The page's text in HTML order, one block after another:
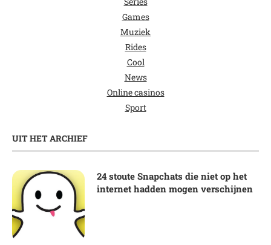
Games
Muziek
Rides
Cool
News
Online casinos
Sport
UIT HET ARCHIEF
24 stoute Snapchats die niet op het
internet hadden mogen verschijnen